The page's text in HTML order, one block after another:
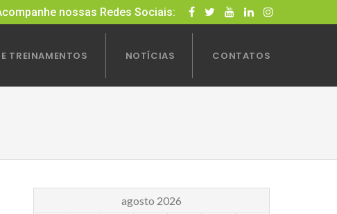
nossas Redes Sociais:
TREINAMENTOS NOTÍCIAS CONTATOS
agosto 2026